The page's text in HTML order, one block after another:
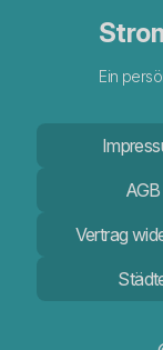
Ein
AGB
Vertrag